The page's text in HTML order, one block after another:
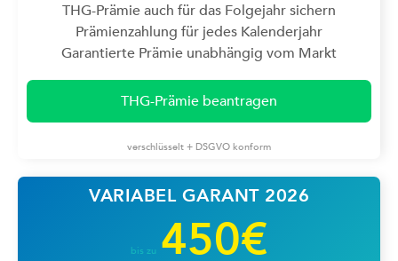
THG-Prämie auch für das Folgejahr sichern
Prämienzahlung für jedes Kalenderjahr
Garantierte Prämie unabhängig vom Markt
THG-Prämie beantragen
verschlüsselt + DSGVO konform
VARIABEL GARANT 2026
bis zu450€